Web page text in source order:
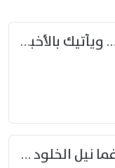
ستبدي لك الأيام ما كنت جاهلا … ويأتيك بالأخبار من لم تزوّد
فصبرا في مجال الموت صبرا … فما نيل الخلود بمستطاع